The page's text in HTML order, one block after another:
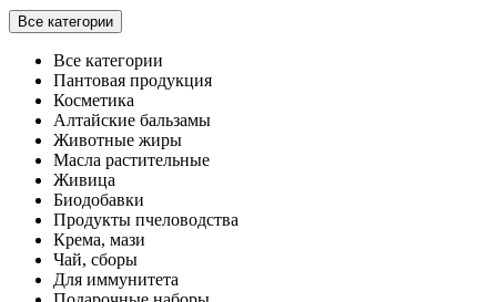
Все категории
Все категории
Пантовая продукция
Косметика
Алтайские бальзамы
Животные жиры
Масла растительные
Живица
Биодобавки
Продукты пчеловодства
Крема, мази
Чай, сборы
Для иммунитета